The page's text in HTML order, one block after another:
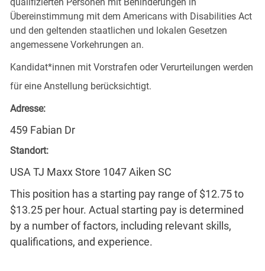
Übereinstimmung mit dem Americans with Disabilities Act
und den geltenden staatlichen und lokalen Gesetzen
angemessene Vorkehrungen an.
Kandidat*innen mit Vorstrafen oder Verurteilungen werden
für eine Anstellung berücksichtigt.
Adresse:
459 Fabian Dr
Standort:
USA TJ Maxx Store 1047 Aiken SC
This position has a starting pay range of $12.75 to
$13.25 per hour. Actual starting pay is determined
by a number of factors, including relevant skills,
qualifications, and experience.